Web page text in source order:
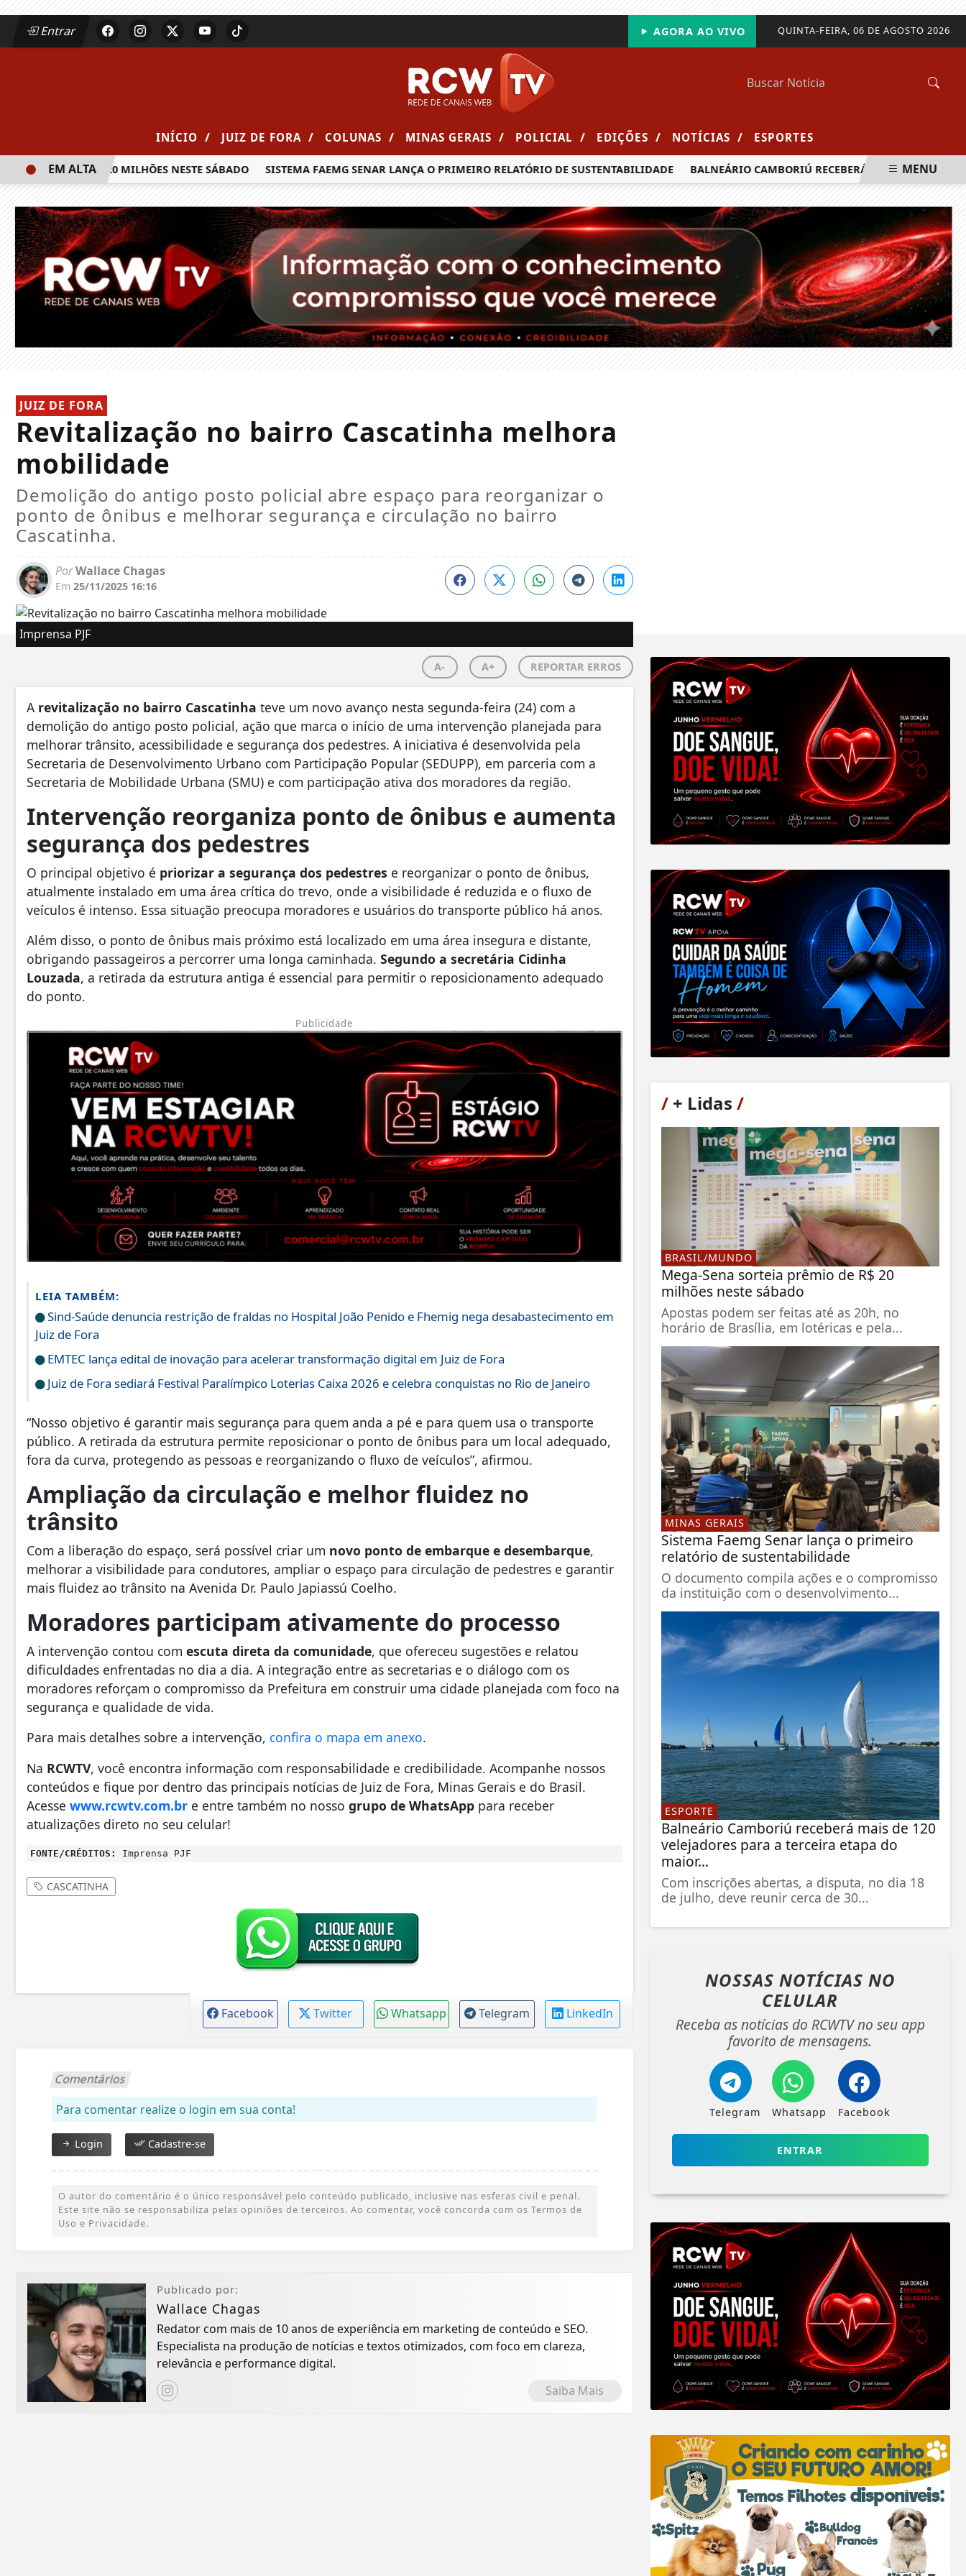
Entrar QUINTA-FEIRA, 06 DE AGOSTO 2026
AGORA AO VIVO
INÍCIO / JUIZ DE FORA / COLUNAS / MINAS GERAIS / POLICIAL / EDIÇÕES / NOTÍCIAS / ESPORTES
PRÊMIO DE R$ 20 MILHÕES NESTE SÁBADO SISTEMA FAEMG SENAR LANÇA O PRIMEIRO RELATÓRIO DE SUSTENTABILIDADE BALNEÁRIO CAMBORIÚ RECEBERÁ MAIS DE 120
EM ALTA MENU
JUIZ DE FORA
Revitalização no bairro Cascatinha melhora
mobilidade
Demolição do antigo posto policial abre espaço para reorganizar o
ponto de ônibus e melhorar segurança e circulação no bairro
Cascatinha.
PorWallace Chagas
Em 25/11/2025 16:16
Imprensa PJF
A- A+ REPORTAR ERROS
A revitalização no bairro Cascatinha teve um novo avanço nesta segunda-feira (24) com a
demolição do antigo posto policial, ação que marca o início de uma intervenção planejada para
melhorar trânsito, acessibilidade e segurança dos pedestres. A iniciativa é desenvolvida pela
Secretaria de Desenvolvimento Urbano com Participação Popular (SEDUPP), em parceria com a
Secretaria de Mobilidade Urbana (SMU) e com participação ativa dos moradores da região.
Intervenção reorganiza ponto de ônibus e aumenta
segurança dos pedestres
O principal objetivo é priorizar a segurança dos pedestres e reorganizar o ponto de ônibus,
atualmente instalado em uma área crítica do trevo, onde a visibilidade é reduzida e o fluxo de
veículos é intenso. Essa situação preocupa moradores e usuários do transporte público há anos.
Além disso, o ponto de ônibus mais próximo está localizado em uma área insegura e distante,
obrigando passageiros a percorrer uma longa caminhada. Segundo a secretária Cidinha
Louzada, a retirada da estrutura antiga é essencial para permitir o reposicionamento adequado
do ponto.
Publicidade
LEIA TAMBÉM:
Sind-Saúde denuncia restrição de fraldas no Hospital João Penido e Fhemig nega desabastecimento em
Juiz de Fora
EMTEC lança edital de inovação para acelerar transformação digital em Juiz de Fora
Juiz de Fora sediará Festival Paralímpico Loterias Caixa 2026 e celebra conquistas no Rio de Janeiro
“Nosso objetivo é garantir mais segurança para quem anda a pé e para quem usa o transporte
público. A retirada da estrutura permite reposicionar o ponto de ônibus para um local adequado,
fora da curva, protegendo as pessoas e reorganizando o fluxo de veículos”, afirmou.
Ampliação da circulação e melhor fluidez no
trânsito
Com a liberação do espaço, será possível criar um novo ponto de embarque e desembarque,
melhorar a visibilidade para condutores, ampliar o espaço para circulação de pedestres e garantir
mais fluidez ao trânsito na Avenida Dr. Paulo Japiassú Coelho.
Moradores participam ativamente do processo
A intervenção contou com escuta direta da comunidade, que ofereceu sugestões e relatou
dificuldades enfrentadas no dia a dia. A integração entre as secretarias e o diálogo com os
moradores reforçam o compromisso da Prefeitura em construir uma cidade planejada com foco na
segurança e qualidade de vida.
Para mais detalhes sobre a intervenção, confira o mapa em anexo.
Na RCWTV, você encontra informação com responsabilidade e credibilidade. Acompanhe nossos
conteúdos e fique por dentro das principais notícias de Juiz de Fora, Minas Gerais e do Brasil.
Acesse www.rcwtv.com.br e entre também no nosso grupo de WhatsApp para receber
atualizações direto no seu celular!
FONTE/CRÉDITOS: Imprensa PJF
CASCATINHA
Facebook Twitter Whatsapp Telegram LinkedIn
Comentários
Para comentar realize o login em sua conta!
Login Cadastre-se
O autor do comentário é o único responsável pelo conteúdo publicado, inclusive nas esferas civil e penal.
Este site não se responsabiliza pelas opiniões de terceiros. Ao comentar, você concorda com os Termos de
Uso e Privacidade.
Publicado por:
Wallace Chagas
Redator com mais de 10 anos de experiência em marketing de conteúdo e SEO.
Especialista na produção de notícias e textos otimizados, com foco em clareza,
relevância e performance digital.
Saiba Mais
/+ Lidas /
BRASIL/MUNDO
Mega-Sena sorteia prêmio de R$ 20
milhões neste sábado
Apostas podem ser feitas até as 20h, no
horário de Brasília, em lotéricas e pela...
MINAS GERAIS
Sistema Faemg Senar lança o primeiro
relatório de sustentabilidade
O documento compila ações e o compromisso
da instituição com o desenvolvimento...
ESPORTE
Balneário Camboriú receberá mais de 120
velejadores para a terceira etapa do
maior...
Com inscrições abertas, a disputa, no dia 18
de julho, deve reunir cerca de 30...
NOSSAS NOTÍCIAS NO
CELULAR
Receba as notícias do RCWTV no seu app
favorito de mensagens.
Telegram Whatsapp Facebook
ENTRAR